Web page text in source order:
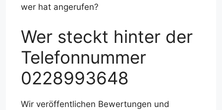
wer hat angerufen?
Wer steckt hinter der
Telefonnummer
0228993648
Wir veröffentlichen Bewertungen und